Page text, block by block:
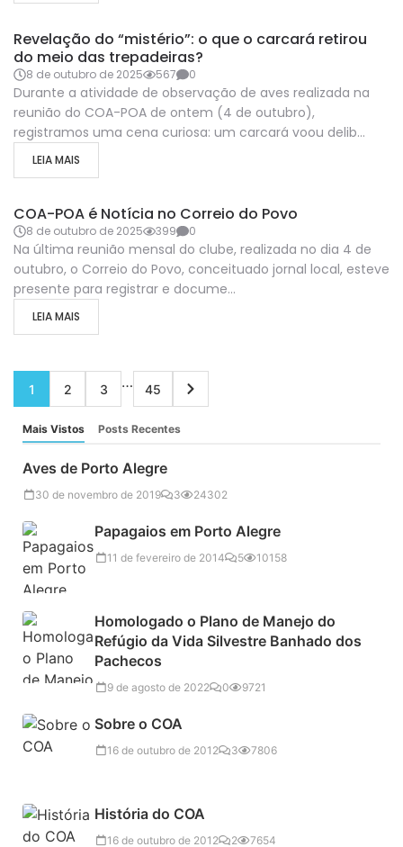
Revelação do “mistério”: o que o carcará retirou
do meio das trepadeiras?
8 de outubro de 2025 567 0
Durante a atividade de observação de aves realizada na
reunião do COA-POA de ontem (4 de outubro),
registramos uma cena curiosa: um carcará voou delib...
LEIA MAIS
COA-POA é Notícia no Correio do Povo
8 de outubro de 2025 399 0
Na última reunião mensal do clube, realizada no dia 4 de
outubro, o Correio do Povo, conceituado jornal local, esteve
presente para registrar e docume...
LEIA MAIS
1 2 3 … 45
Mais Vistos Posts Recentes
Aves de Porto Alegre
30 de novembro de 2019 3 24302
Papagaios em Porto Alegre
11 de fevereiro de 2014 5 10158
Homologado o Plano de Manejo do
Refúgio da Vida Silvestre Banhado dos
Pachecos
9 de agosto de 2022 0 9721
Sobre o COA
16 de outubro de 2012 3 7806
História do COA
16 de outubro de 2012 2 7654